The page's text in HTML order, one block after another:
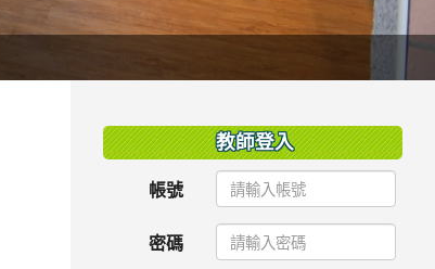
教師登入
帳號
密碼